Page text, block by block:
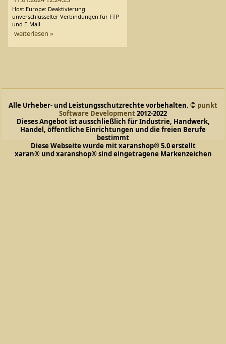
Host Europe: Deaktivierung
unverschlüsselter Verbindungen für FTP
und E-Mail
weiterlesen »
Alle Urheber- und Leistungsschutzrechte vorbehalten. © punkt
Software Development2012-2022
Dieses Angebot ist ausschließlich für Industrie, Handwerk,
Handel, öffentliche Einrichtungen und die freien Berufe
bestimmt
Diese Webseite wurde mit xaranshop® 5.0 erstellt
xaran® und xaranshop® sind eingetragene Markenzeichen